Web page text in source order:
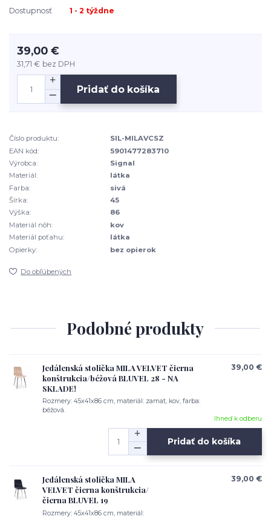
Dostupnosť 1 - 2 týždne
39,00 €
31,71 € bez DPH
Pridať do košíka
Číslo produktu:
SIL-MILAVCSZ
EAN kód:
5901477283710
Výrobca:
Signal
Materiál:
látka
Farba:
sivá
Šírka:
45
Výška:
86
Materiál nôh:
kov
Materiál poťahu:
látka
Opierky:
bez opierok
Do obľúbených
Podobné produkty
Jedálenská stolička MILA VELVET čierna
konštrukcia/béžová BLUVEL 28 - NA
SKLADE!
Rozmery: 45x41x86 cm, materiál: zamat, kov, farba:
béžová.
39,00 €
Ihneď k odberu
Pridať do košíka
Jedálenská stolička MILA
VELVET čierna konštrukcia/
čierna BLUVEL 19
Rozmery: 45x41x86 cm, materiál:
39,00 €